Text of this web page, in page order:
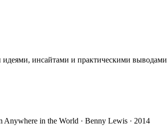
инсайтами и практическими выводами
in the World · Benny Lewis · 2014